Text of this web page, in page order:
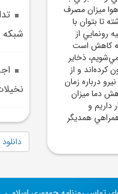
ميزان مصرف
تا بتوان با
رونمايي از
به کاهش است
ذخاير
و از
درباره زمان
دما ميزان
و
همراهي همديگر
شبكه
دانلود